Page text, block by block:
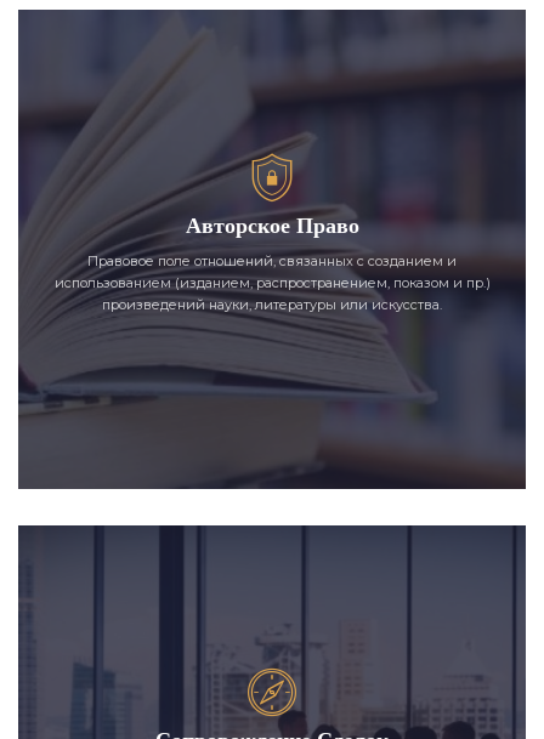
Авторское Право
Правовое поле отношений, связанных с созданием и
использованием (изданием, распространением, показом и пр.)
произведений науки, литературы или искусства.